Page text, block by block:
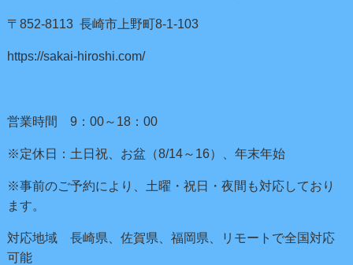
〒852-8113 長崎市上野町8-1-103
https://sakai-hiroshi.com/
営業時間 9：00～18：00
※定休日：土日祝、お盆（8/14～16）、年末年始
※事前のご予約により、土曜・祝日・夜間も対応しており
ます。
対応地域 長崎県、佐賀県、福岡県、リモートで全国対応
可能